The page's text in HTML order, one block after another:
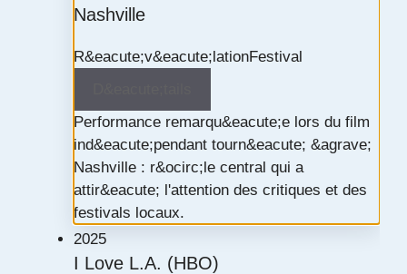
Nashville
R&eacute;v&eacute;lationFestival
Performance remarqu&eacute;e lors du film
ind&eacute;pendant tourn&eacute; &agrave;
Nashville : r&ocirc;le central qui a
attir&eacute; l'attention des critiques et des
festivals locaux.
2025
I Love L.A. (HBO)